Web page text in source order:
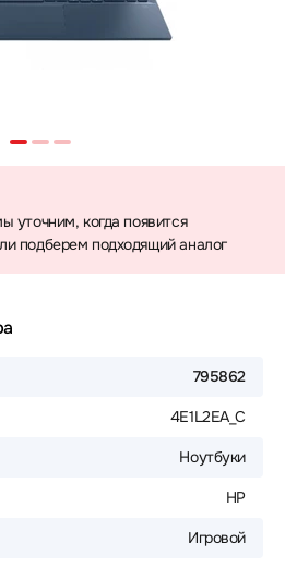
уточним, когда появится
подберем подходящий аналог
795862
4E1L2EA_C
Ноутбуки
HP
Игровой